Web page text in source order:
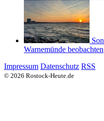
Warnemünde beobachten
Impressum Datenschutz RSS
© 2026 Rostock-Heute.de